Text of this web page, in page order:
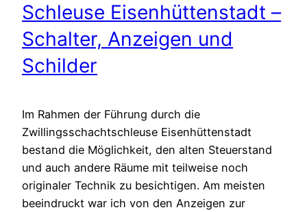
Schleuse Eisenhüttenstadt –
Schalter, Anzeigen und
Schilder
Im Rahmen der Führung durch die
Zwillingsschachtschleuse Eisenhüttenstadt
bestand die Möglichkeit, den alten Steuerstand
und auch andere Räume mit teilweise noch
originaler Technik zu besichtigen. Am meisten
beeindruckt war ich von den Anzeigen zur